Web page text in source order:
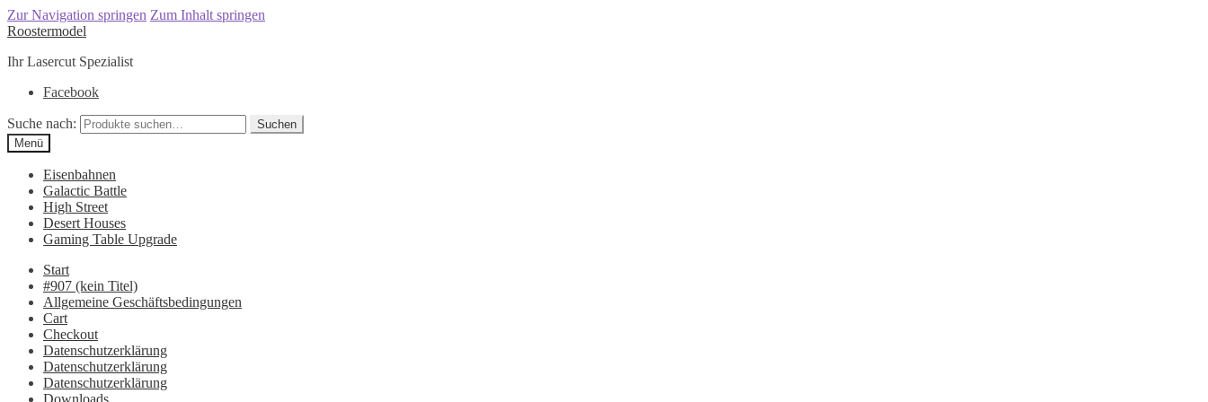
Zur Navigation springen Zum Inhalt springen
Roostermodel
Ihr Lasercut Spezialist
Facebook
Suche nach:
Suchen
Menü
Eisenbahnen
Galactic Battle
High Street
Desert Houses
Gaming Table Upgrade
Start
#907 (kein Titel)
Allgemeine Geschäftsbedingungen
Cart
Checkout
Datenschutzerklärung
Datenschutzerklärung
Datenschutzerklärung
Downloads